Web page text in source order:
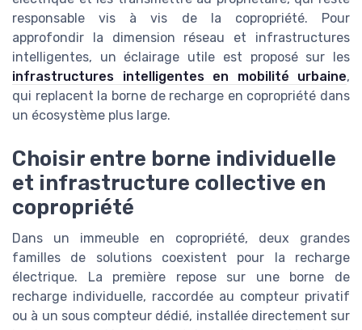
responsable vis à vis de la copropriété. Pour
approfondir la dimension réseau et infrastructures
intelligentes, un éclairage utile est proposé sur les
infrastructures intelligentes en mobilité urbaine,
qui replacent la borne de recharge en copropriété dans
un écosystème plus large.
Choisir entre borne individuelle
et infrastructure collective en
copropriété
Dans un immeuble en copropriété, deux grandes
familles de solutions coexistent pour la recharge
électrique. La première repose sur une borne de
recharge individuelle, raccordée au compteur privatif
ou à un sous compteur dédié, installée directement sur